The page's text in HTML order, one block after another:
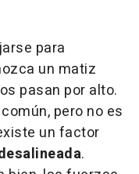
para
un matiz
pasan por alto.
pero no es
un factor
.